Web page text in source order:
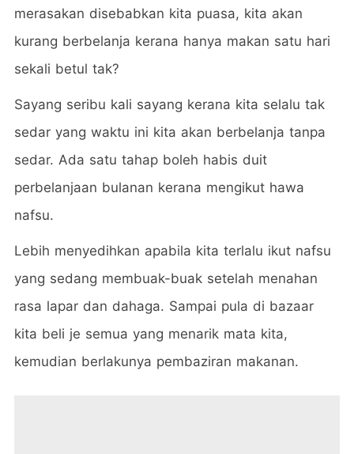
merasakan disebabkan kita puasa, kita akan
kurang berbelanja kerana hanya makan satu hari
sekali betul tak?
Sayang seribu kali sayang kerana kita selalu tak
sedar yang waktu ini kita akan berbelanja tanpa
sedar. Ada satu tahap boleh habis duit
perbelanjaan bulanan kerana mengikut hawa
nafsu.
Lebih menyedihkan apabila kita terlalu ikut nafsu
yang sedang membuak-buak setelah menahan
rasa lapar dan dahaga. Sampai pula di bazaar
kita beli je semua yang menarik mata kita,
kemudian berlakunya pembaziran makanan.